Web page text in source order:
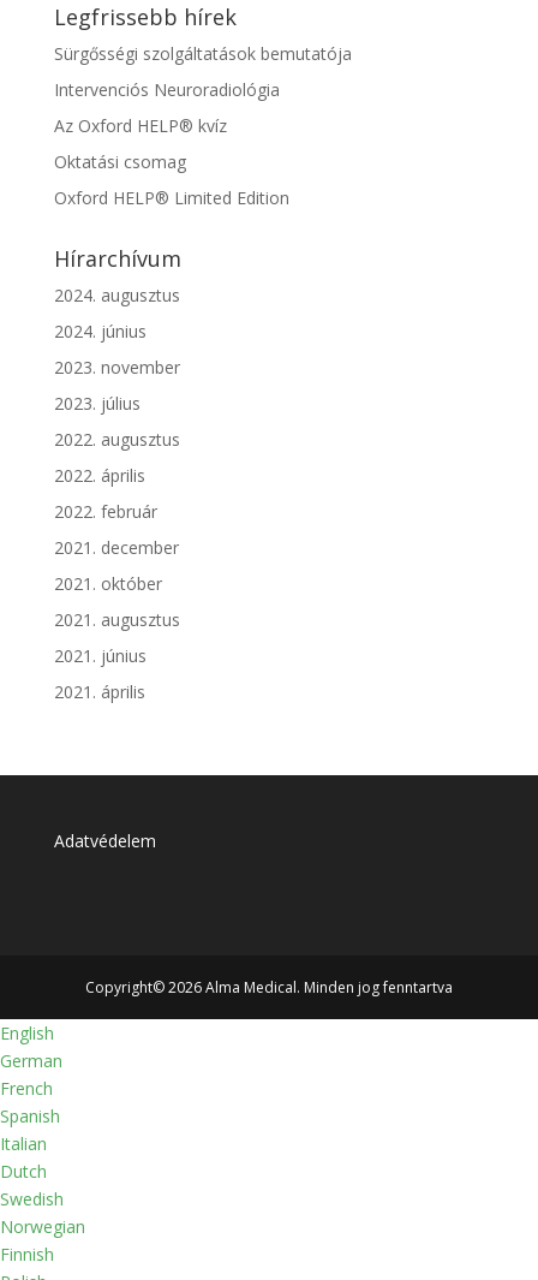
Legfrissebb hírek
Sürgősségi szolgáltatások bemutatója
Intervenciós Neuroradiológia
Az Oxford HELP® kvíz
Oktatási csomag
Oxford HELP® Limited Edition
Hírarchívum
2024. augusztus
2024. június
2023. november
2023. július
2022. augusztus
2022. április
2022. február
2021. december
2021. október
2021. augusztus
2021. június
2021. április
Adatvédelem
Copyright© 2026 Alma Medical. Minden jog fenntartva
English
German
French
Spanish
Italian
Dutch
Swedish
Norwegian
Finnish